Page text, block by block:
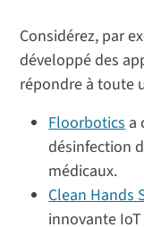
Considérez, par
développé des
répondre à toute
Floorbotics a
désinfection
médicaux.
Clean Hands
innovante